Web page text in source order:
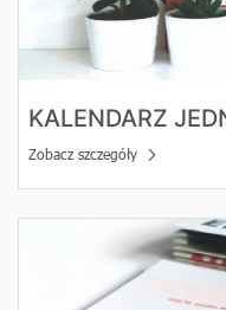
KALENDARZ
Zobacz szczegóły
Zobacz szczegóły Teczki